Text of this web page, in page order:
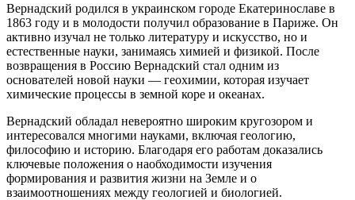
Вернадский родился в украинском городе Екатеринославе в
1863 году и в молодости получил образование в Париже. Он
активно изучал не только литературу и искусство, но и
естественные науки, занимаясь химией и физикой. После
возвращения в Россию Вернадский стал одним из
основателей новой науки — геохимии, которая изучает
химические процессы в земной коре и океанах.
Вернадский обладал невероятно широким кругозором и
интересовался многими науками, включая геологию,
философию и историю. Благодаря его работам доказались
ключевые положения о наобходимости изучения
формирования и развития жизни на Земле и о
взаимоотношениях между геологией и биологией.